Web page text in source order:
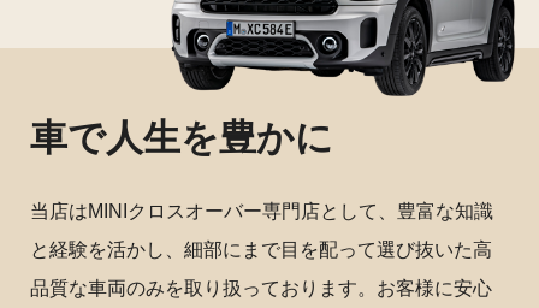
車で人生を豊かに
当店はMINIクロスオーバー専門店として、豊富な知識
と経験を活かし、細部にまで目を配って選び抜いた高
品質な車両のみを取り扱っております。お客様に安心